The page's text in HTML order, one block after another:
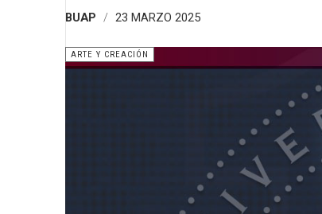
BUAP 23 MARZO 2025
ARTE Y CREACIÓN